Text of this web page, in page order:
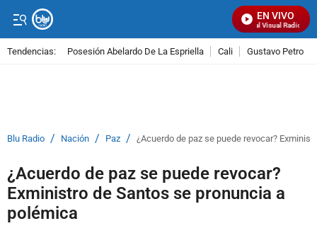
EN VIVO
Señal Visual Radio
Tendencias: Posesión Abelardo De La Espriella Cali Gustavo Petro
Blu Radio / Nación / Paz / ¿Acuerdo de paz se puede revocar?
¿Acuerdo de paz se puede revocar?
Exministro de Santos se pronuncia a
polémica